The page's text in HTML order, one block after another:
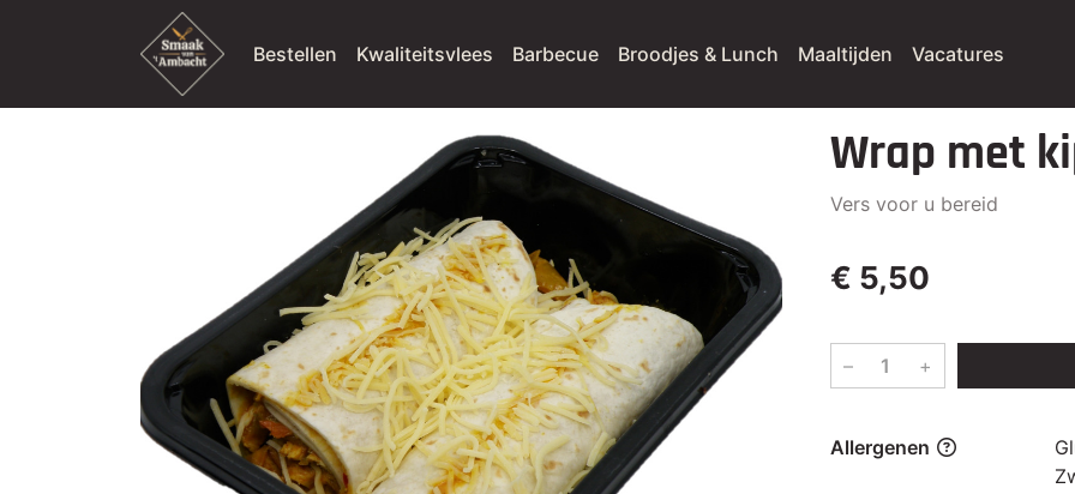
Bestellen Kwaliteitsvlees Barbecue Broodjes & Lunch Maaltijden Vacatures
Wrap met
Vers voor u bereid
€ 5,50
– +
Allergenen